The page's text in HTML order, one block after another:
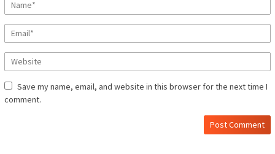
Save my name, email, and website in this browser for the next time I
comment.